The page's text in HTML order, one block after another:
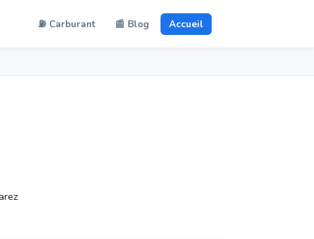
⛽ Carburant 📰 Blog Accueil